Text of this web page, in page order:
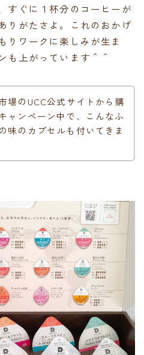
すぐに１杯分のコーヒーが
りがたさよ。これのおかげ
りワークに楽しみが生ま
も上がっています＾＾
場のUCC公式サイトから購
ャンペーン中で、こんなふ
味のカプセルも付いてきま